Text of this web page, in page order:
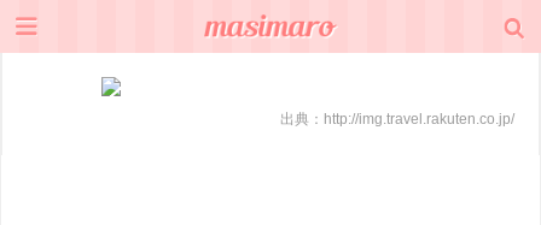
出典： http://img.travel.rakuten.co.jp/